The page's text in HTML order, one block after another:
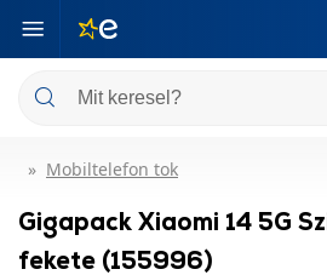
Mobiltelefon tok
Gigapack Xiaomi 14 5G
fekete (155996)